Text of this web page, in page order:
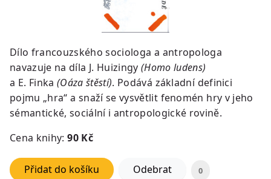
Dílo francouzského sociologa a antropologa
navazuje na díla J. Huizingy(Homo ludens)
a E. Finka (Oáza štěstí). Podává základní definici
pojmu „hra“ a snaží se vysvětlit fenomén hry v jeho
sémantické, sociální i antropologické rovině.
Cena knihy:90 Kč
Přidat do košíku Odebrat 0